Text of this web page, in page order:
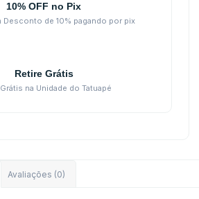
10% OFF no Pix
Desconto de 10% pagando por pix
Retire Grátis
na Unidade do Tatuapé
Avaliações (0)